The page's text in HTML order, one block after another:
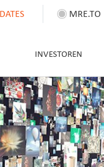
MRE.TO
INVESTOREN